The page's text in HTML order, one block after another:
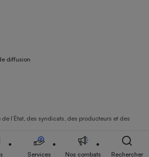
diffusion
l’État, des syndicats, des producteurs et des
Services Nos combats Rechercher